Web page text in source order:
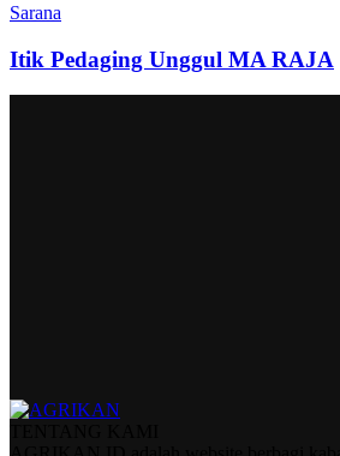
Sarana
Itik Pedaging Unggul MA RAJA